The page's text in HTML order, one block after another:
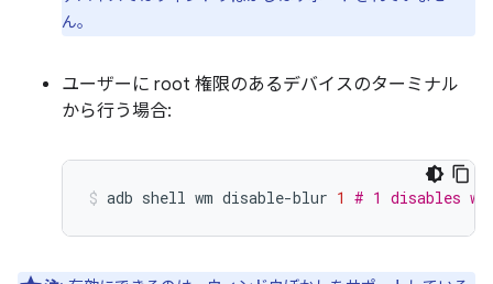
ん。
ユーザーに root 権限のあるデバイスのターミナル
から行う場合:
adb shell wm disable-blur 1 # 1 disables